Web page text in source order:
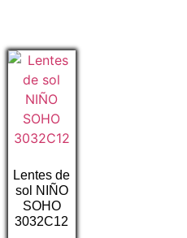
Lentes de
sol NIÑO
SOHO
3032C12